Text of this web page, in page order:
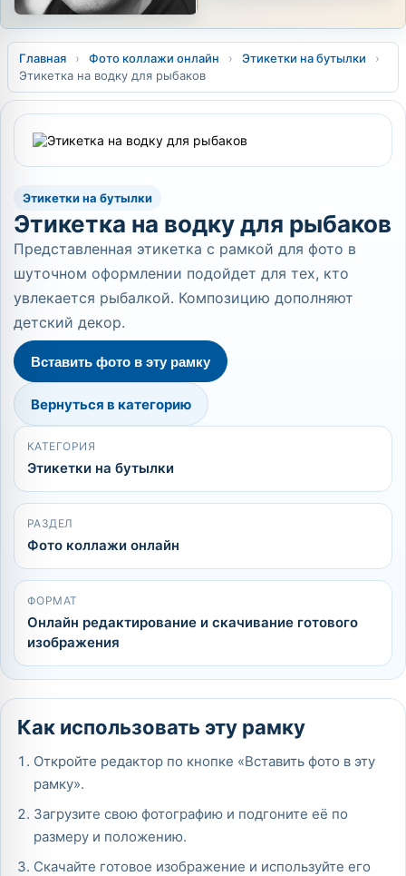
Главная › Фото коллажи онлайн › Этикетки на бутылки
›
Этикетка на водку для рыбаков
Этикетки на бутылки
Этикетка на водку для рыбаков
Представленная этикетка с рамкой для фото в
шуточном оформлении подойдет для тех, кто
увлекается рыбалкой. Композицию дополняют
детский декор.
Вставить фото в эту рамку
Вернуться в категорию
КАТЕГОРИЯ
Этикетки на бутылки
РАЗДЕЛ
Фото коллажи онлайн
ФОРМАТ
Онлайн редактирование и скачивание готового
изображения
Как использовать эту рамку
Откройте редактор по кнопке «Вставить фото в эту
рамку».
Загрузите свою фотографию и подгоните её по
размеру и положению.
Скачайте готовое изображение и используйте его